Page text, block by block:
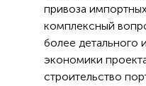
привоза
комплексный
более детального
экономики
строительство